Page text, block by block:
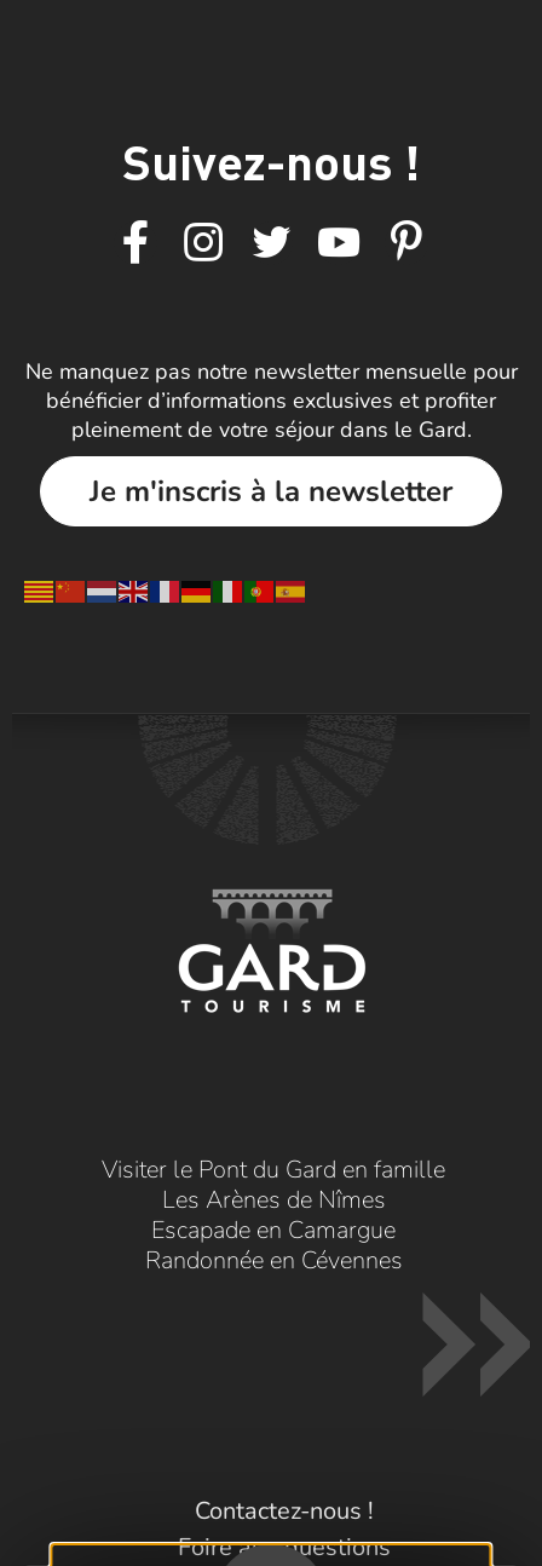
Suivez-nous !
Ne manquez pas notre newsletter mensuelle pour
bénéficier d’informations exclusives et profiter
pleinement de votre séjour dans le Gard.
Je m'inscris à la newsletter
Visiter le Pont du Gard en famille
Les Arènes de Nîmes
Escapade en Camargue
Randonnée en Cévennes
Contactez-nous !
Foire aux questions